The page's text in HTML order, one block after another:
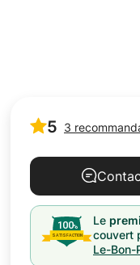
5 3
Le
couvert
Le-Bon-